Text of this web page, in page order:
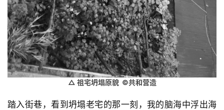
△ 祖宅坍塌原貌 ©共和营造
踏入街巷，看到坍塌老宅的那一刻，我的脑海中浮出海